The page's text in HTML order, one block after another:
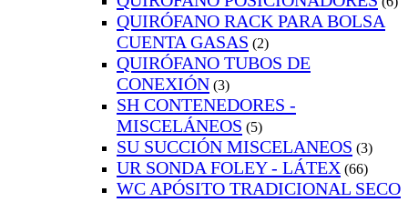
QUIRÓFANO RACK PARA BOLSA
CUENTA GASAS (2)
QUIRÓFANO TUBOS DE
CONEXIÓN (3)
SH CONTENEDORES -
MISCELÁNEOS (5)
SU SUCCIÓN MISCELANEOS (3)
UR SONDA FOLEY - LÁTEX (66)
WC APÓSITO TRADICIONAL SECO